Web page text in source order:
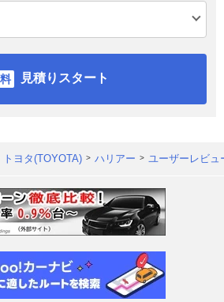
見積りスタート
トヨタ(TOYOTA) ハリアー ユーザーレビュ